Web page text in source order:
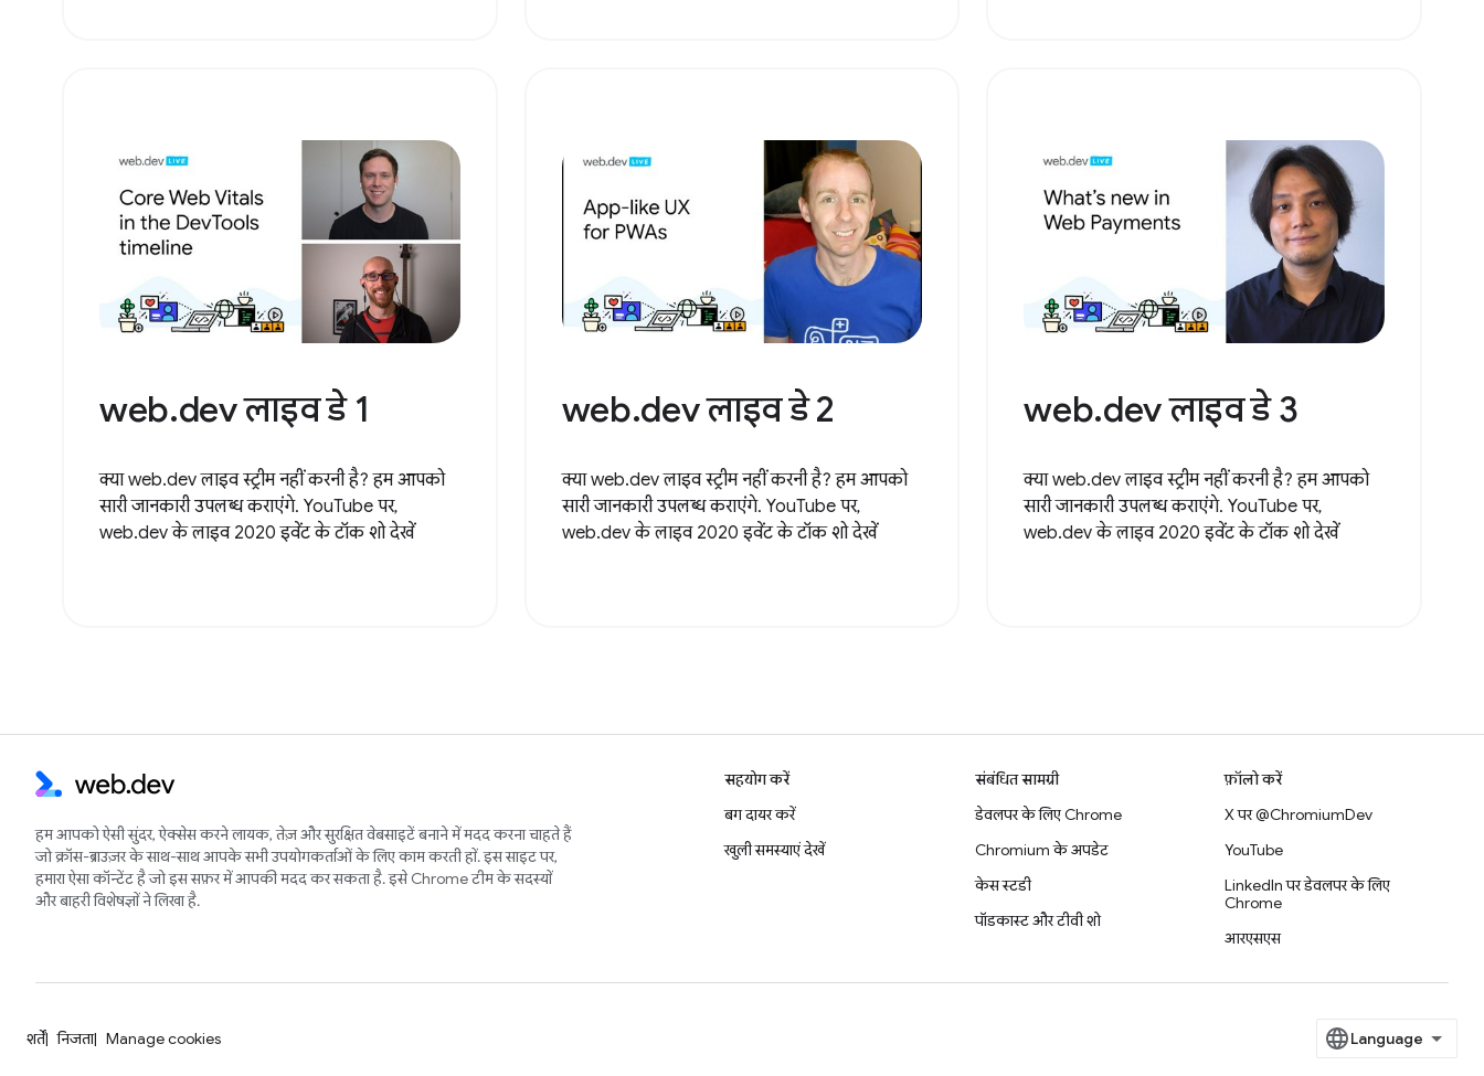
web.dev लाइव डे 1
क्या web.dev लाइव स्ट्रीम नहीं करनी है? हम आपको
सारी जानकारी उपलब्ध कराएंगे. YouTube पर,
web.dev के लाइव 2020 इवेंट के टॉक शो देखें
web.dev लाइव डे 2
क्या web.dev लाइव स्ट्रीम नहीं करनी है? हम आपको
सारी जानकारी उपलब्ध कराएंगे. YouTube पर,
web.dev के लाइव 2020 इवेंट के टॉक शो देखें
web.dev लाइव डे 3
क्या web.dev लाइव स्ट्रीम नहीं करनी है? हम आपको
सारी जानकारी उपलब्ध कराएंगे. YouTube पर,
web.dev के लाइव 2020 इवेंट के टॉक शो देखें
हम आपको ऐसी सुंदर, ऐक्सेस करने लायक, तेज़ और सुरक्षित वेबसाइटें बनाने में मदद करना चाहते हैं
जो क्रॉस-ब्राउज़र के साथ-साथ आपके सभी उपयोगकर्ताओं के लिए काम करती हों. इस साइट पर,
हमारा ऐसा कॉन्टेंट है जो इस सफ़र में आपकी मदद कर सकता है. इसे Chrome टीम के सदस्यों
और बाहरी विशेषज्ञों ने लिखा है.
सहयोग करें
बग दायर करें
खुली समस्याएं देखें
संबंधित सामग्री
डेवलपर के लिए Chrome
Chromium के अपडेट
केस स्टडी
पॉडकास्ट और टीवी शो
फ़ॉलो करें
X पर @ChromiumDev
YouTube
LinkedIn पर डेवलपर के लिए
Chrome
आरएसएस
शर्तें निजता Manage cookies